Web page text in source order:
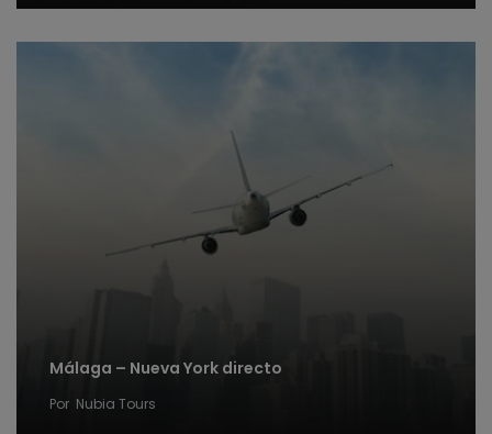
Málaga – Nueva York directo
Por Nubia Tours